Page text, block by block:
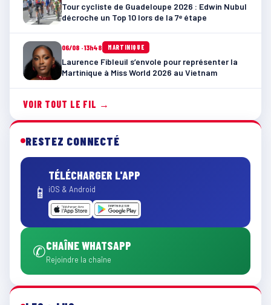
Tour cycliste de Guadeloupe 2026 : Edwin Nubul
décroche un Top 10 lors de la 7ᵉ étape
06/08 · 13h48 MARTINIQUE
Laurence Fibleuil s’envole pour représenter la
Martinique à Miss World 2026 au Vietnam
VOIR TOUT LE FIL →
RESTEZ CONNECTÉ
📱
TÉLÉCHARGER L'APP
iOS & Android
✆CHAÎNE WHATSAPP
Rejoindre la chaîne